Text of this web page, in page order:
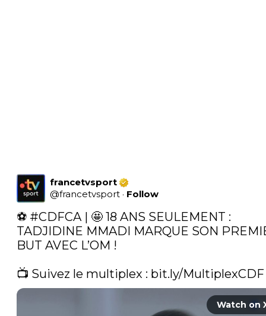
francetvsport
@francetvsport · Follow
⚽ #CDFCA | 🤩 18 ANS SEULEMENT :
TADJIDINE MMADI MARQUE SON
BUT AVEC L’OM !
📺 Suivez le multiplex : bit.ly/MultiplexCDF
Watch on